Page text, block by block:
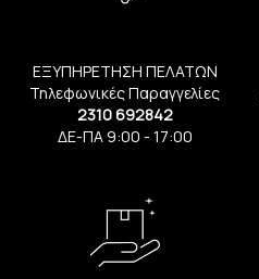
ΕΞΥΠΗΡΕΤΗΣΗ ΠΕΛΑΤΩΝ
Τηλεφωνικές Παραγγελίες
2310 692842
ΔΕ-ΠΑ 9:00 - 17:00